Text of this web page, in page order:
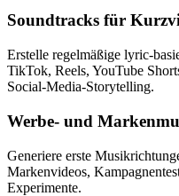
Soundtracks für
Erstelle regelmäßige lyric-
TikTok, Reels, YouTube
Social-Media-Storytelling.
Werbe- und
Generiere erste
Markenvideos,
Experimente.